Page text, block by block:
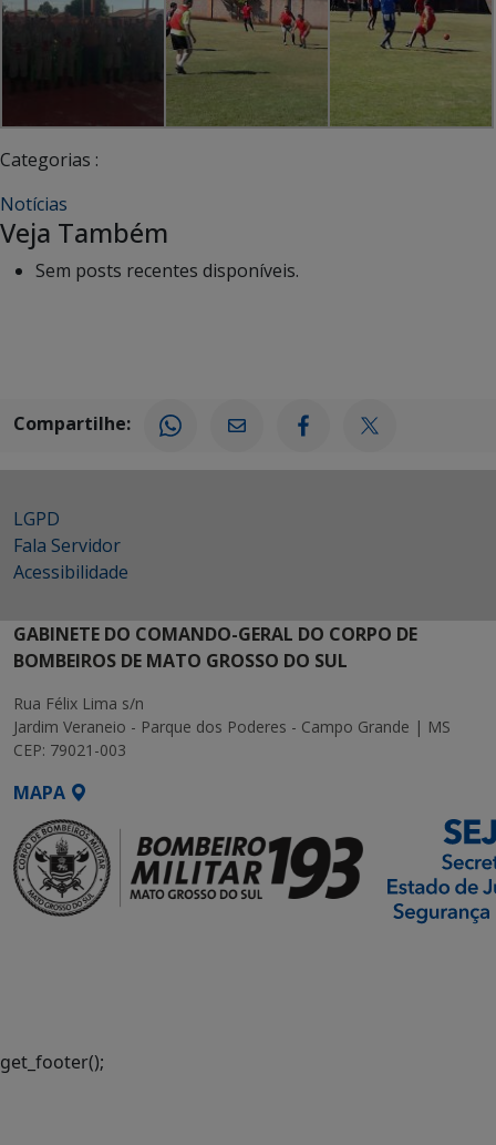
Categorias :
Notícias
Veja Também
Sem posts recentes disponíveis.
Compartilhe:
LGPD
Fala Servidor
Acessibilidade
GABINETE DO COMANDO-GERAL DO CORPO DE
BOMBEIROS DE MATO GROSSO DO SUL
Rua Félix Lima s/n
Jardim Veraneio - Parque dos Poderes - Campo Grande | MS
CEP: 79021-003
MAPA
get_footer();